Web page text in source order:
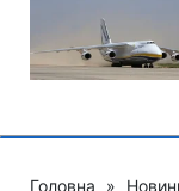
Головна »